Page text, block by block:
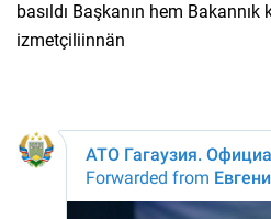
basıldı Başkanın hem
izmetçiliinnän